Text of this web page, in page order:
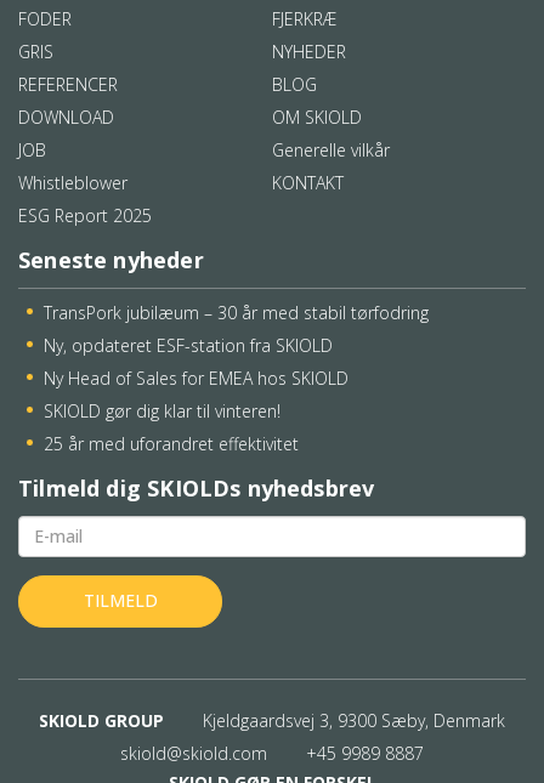
FODER
FJERKRÆ
GRIS
NYHEDER
REFERENCER
BLOG
DOWNLOAD
OM SKIOLD
JOB
Generelle vilkår
Whistleblower
KONTAKT
ESG Report 2025
Seneste nyheder
TransPork jubilæum – 30 år med stabil tørfodring
Ny, opdateret ESF-station fra SKIOLD
Ny Head of Sales for EMEA hos SKIOLD
SKIOLD gør dig klar til vinteren!
25 år med uforandret effektivitet
Tilmeld dig SKIOLDs nyhedsbrev
SKIOLD GROUP
Kjeldgaardsvej 3, 9300 Sæby, Denmark
skiold@skiold.com
+45 9989 8887